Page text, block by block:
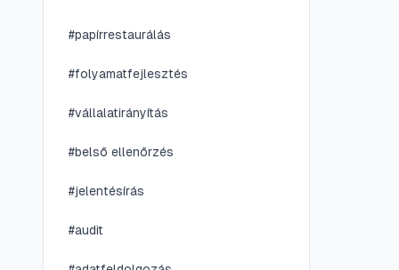
#papírrestaurálás
#folyamatfejlesztés
#vállalatirányítás
#belső ellenőrzés
#jelentésírás
#audit